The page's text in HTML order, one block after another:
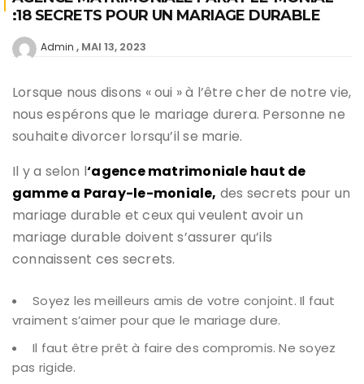
:18 SECRETS POUR UN MARIAGE DURABLE
Admin MAI 13, 2023
Lorsque nous disons « oui » à l’être cher de notre vie,
nous espérons que le mariage durera. Personne ne
souhaite divorcer lorsqu’il se marie.
Il y a selon l‘agence matrimoniale haut de
gamme a Paray-le-moniale, des secrets pour un
mariage durable et ceux qui veulent avoir un
mariage durable doivent s’assurer qu’ils
connaissent ces secrets.
Soyez les meilleurs amis de votre conjoint. Il faut
vraiment s’aimer pour que le mariage dure.
Il faut être prêt à faire des compromis. Ne soyez
pas rigide.